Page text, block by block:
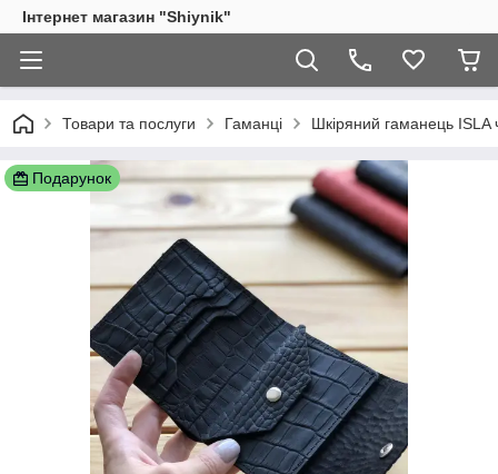
Інтернет магазин "Shiynik"
Товари та послуги Гаманці Шкіряний гаманець ISLA
Подарунок